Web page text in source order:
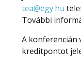
tea@egy.hu
További
A konferencián
kreditpontot